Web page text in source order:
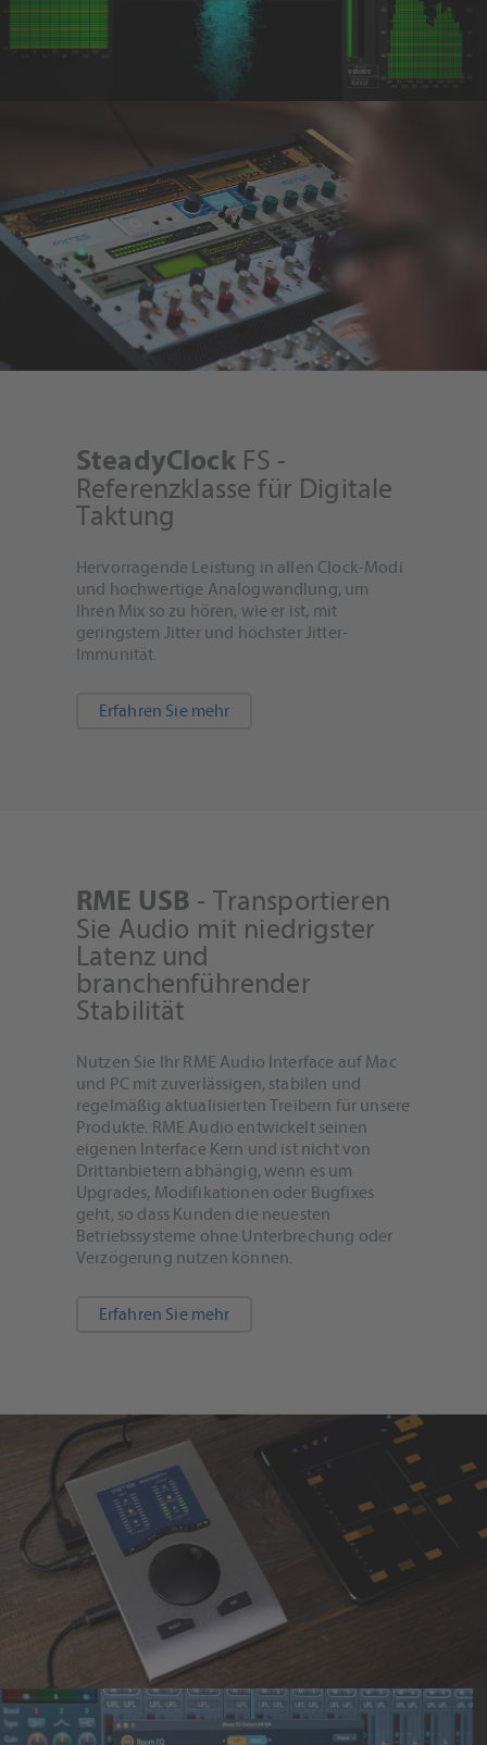
SteadyClockFS -
Referenzklasse für Digitale
Taktung
Hervorragende Leistung in allen Clock-Modi
und hochwertige Analogwandlung, um
Ihren Mix so zu hören, wie er ist, mit
geringstem Jitter und höchster Jitter-
Immunität.
Erfahren Sie mehr
RME USB - Transportieren
Sie Audio mit niedrigster
Latenz und
branchenführender
Stabilität
Nutzen Sie Ihr RME Audio Interface auf Mac
und PC mit zuverlässigen, stabilen und
regelmäßig aktualisierten Treibern für unsere
Produkte. RME Audio entwickelt seinen
eigenen Interface Kern und ist nicht von
Drittanbietern abhängig, wenn es um
Upgrades, Modifikationen oder Bugfixes
geht, so dass Kunden die neuesten
Betriebssysteme ohne Unterbrechung oder
Verzögerung nutzen können.
Erfahren Sie mehr